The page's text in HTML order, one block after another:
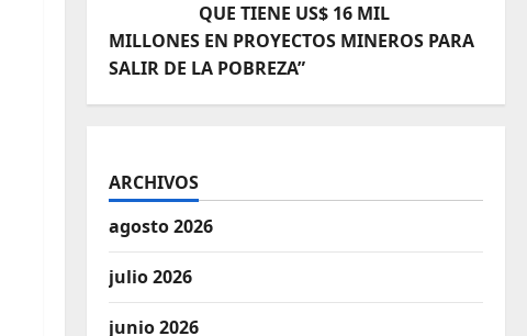
QUE TIENE US$ 16 MIL
MILLONES EN PROYECTOS MINEROS PARA
SALIR DE LA POBREZA”
ARCHIVOS
agosto 2026
julio 2026
junio 2026